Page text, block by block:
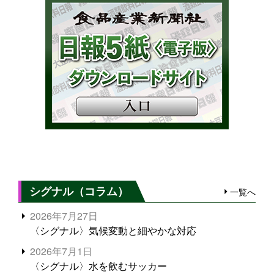
シグナル（コラム） 一覧へ
2026年7月27日
〈シグナル〉気候変動と細やかな対応
2026年7月1日
〈シグナル〉水を飲むサッカー